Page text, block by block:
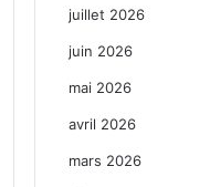
juillet 2026
juin 2026
mai 2026
avril 2026
mars 2026